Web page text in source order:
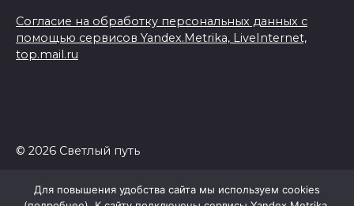
Согласие на обработку персональных данных с
помощью сервисов Yandex.Metrika, LiveInternet,
top.mail.ru
© 2026 Светлый путь
Для повышения удобства сайта мы используем cookies